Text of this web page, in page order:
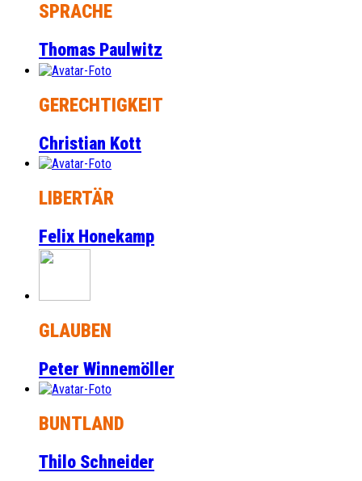
SPRACHE
Thomas Paulwitz
GERECHTIGKEIT
Christian Kott
LIBERTÄR
Felix Honekamp
GLAUBEN
Peter Winnemöller
BUNTLAND
Thilo Schneider